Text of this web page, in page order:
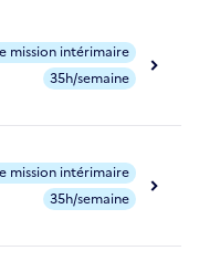
mission intérimaire
35h/semaine
mission intérimaire
35h/semaine